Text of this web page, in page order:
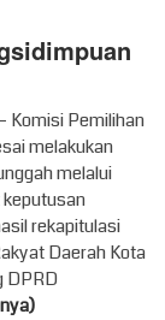
Komisi Pemilihan
melakukan
melalui
rekapitulasi
Daerah Kota
DPRD